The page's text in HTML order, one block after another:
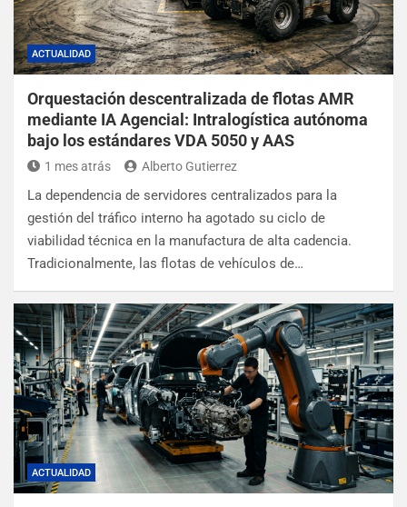
ACTUALIDAD
Orquestación descentralizada de flotas AMR
mediante IA Agencial: Intralogística autónoma
bajo los estándares VDA 5050 y AAS
1 mes atrás Alberto Gutierrez
La dependencia de servidores centralizados para la
gestión del tráfico interno ha agotado su ciclo de
viabilidad técnica en la manufactura de alta cadencia.
Tradicionalmente, las flotas de vehículos de…
ACTUALIDAD